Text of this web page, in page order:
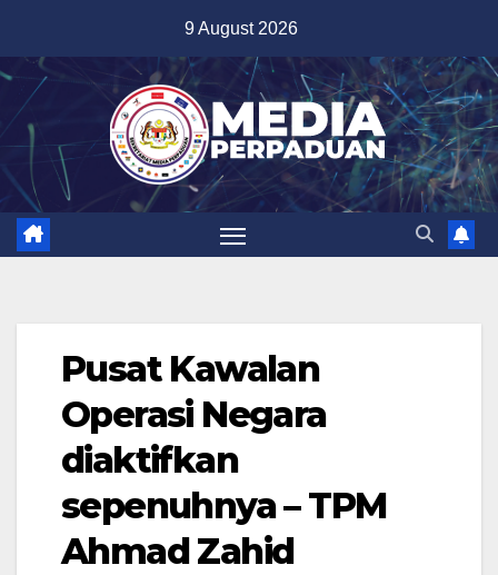
content
9 August 2026
Pusat Kawalan
Operasi Negara
diaktifkan
sepenuhnya – TPM
Ahmad Zahid